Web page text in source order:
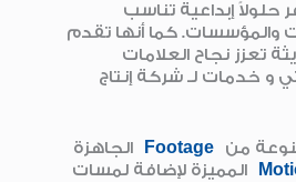
إبداعية تناسب
والمؤسسات. كما أنها تقدم
تعزز نجاح العلامات
و خدمات لـ شركة إنتاج
من Footage
الجاهزة
المميزة لإضافة لمسات